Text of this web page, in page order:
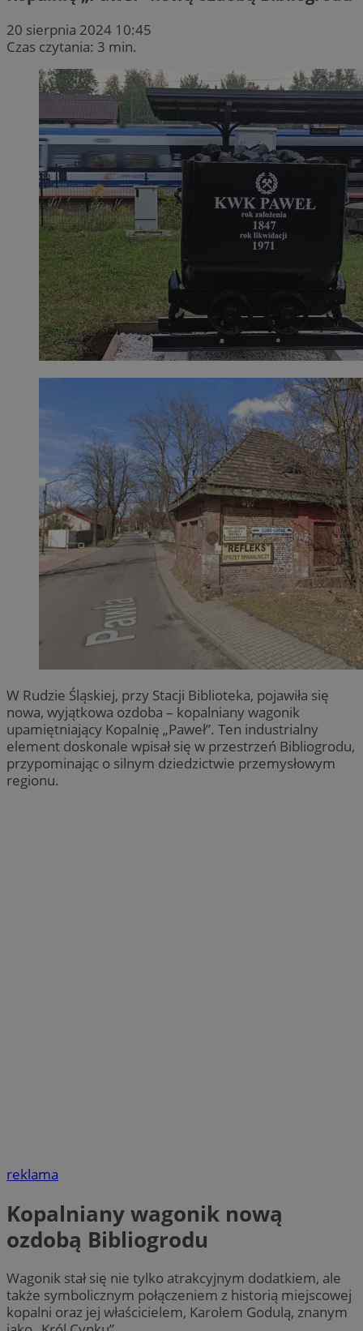
20 sierpnia 2024 10:45
Czas czytania: 3 min.
W Rudzie Śląskiej, przy Stacji Biblioteka, pojawiła się
nowa, wyjątkowa ozdoba – kopalniany wagonik
upamiętniający Kopalnię „Paweł”. Ten industrialny
element doskonale wpisał się w przestrzeń Bibliogrodu,
przypominając o silnym dziedzictwie przemysłowym
regionu.
reklama
Kopalniany wagonik nową
ozdobą Bibliogrodu
Wagonik stał się nie tylko atrakcyjnym dodatkiem, ale
także symbolicznym połączeniem z historią miejscowej
kopalni oraz jej właścicielem, Karolem Godulą, znanym